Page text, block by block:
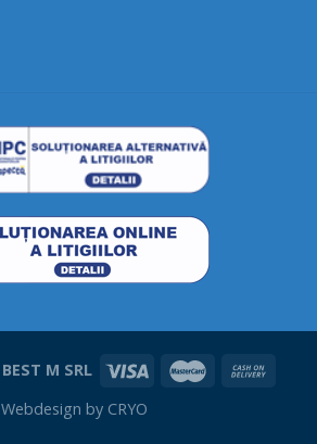
BEST M SRL
Webdesign by CRYO